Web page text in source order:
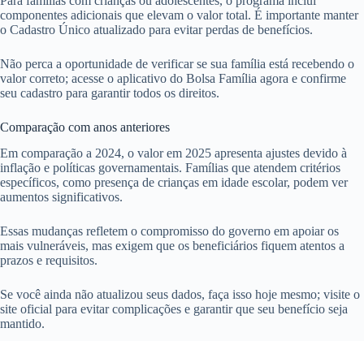
componentes adicionais que elevam o valor total. É importante manter
o Cadastro Único atualizado para evitar perdas de benefícios.
Não perca a oportunidade de verificar se sua família está recebendo o
valor correto; acesse o aplicativo do Bolsa Família agora e confirme
seu cadastro para garantir todos os direitos.
Comparação com anos anteriores
Em comparação a 2024, o valor em 2025 apresenta ajustes devido à
inflação e políticas governamentais. Famílias que atendem critérios
específicos, como presença de crianças em idade escolar, podem ver
aumentos significativos.
Essas mudanças refletem o compromisso do governo em apoiar os
mais vulneráveis, mas exigem que os beneficiários fiquem atentos a
prazos e requisitos.
Se você ainda não atualizou seus dados, faça isso hoje mesmo; visite o
site oficial para evitar complicações e garantir que seu benefício seja
mantido.